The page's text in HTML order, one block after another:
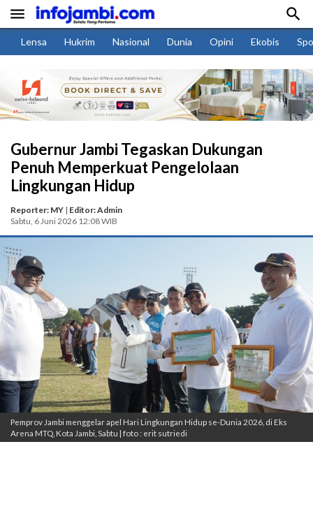
 
Lensa Hukrim Nasional Dunia Opini Ekobis
Gubernur Jambi Tegaskan Dukungan
Penuh Memperkuat Pengelolaan
Lingkungan Hidup
Reporter: MY | Editor: Admin
Sabtu, 6 Juni 2026 12:08 WIB
Pemprov Jambi menggelar apel Hari Lingkungan Hidup se-Dunia 2026, di Eks
Arena MTQ, Kota Jambi, Sabtu | foto : erit sutriedi